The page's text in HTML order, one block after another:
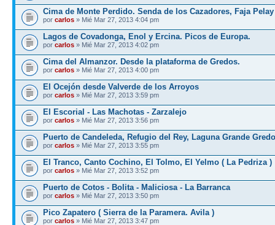
Cima de Monte Perdido. Senda de los Cazadores, Faja Pelay
por carlos » Mié Mar 27, 2013 4:04 pm
Lagos de Covadonga, Enol y Ercina. Picos de Europa.
por carlos » Mié Mar 27, 2013 4:02 pm
Cima del Almanzor. Desde la plataforma de Gredos.
por carlos » Mié Mar 27, 2013 4:00 pm
El Ocejón desde Valverde de los Arroyos
por carlos » Mié Mar 27, 2013 3:59 pm
El Escorial - Las Machotas - Zarzalejo
por carlos » Mié Mar 27, 2013 3:56 pm
Puerto de Candeleda, Refugio del Rey, Laguna Grande
por carlos » Mié Mar 27, 2013 3:55 pm
El Tranco, Canto Cochino, El Tolmo, El Yelmo ( La Pedriza )
por carlos » Mié Mar 27, 2013 3:52 pm
Puerto de Cotos - Bolita - Maliciosa - La Barranca
por carlos » Mié Mar 27, 2013 3:50 pm
Pico Zapatero ( Sierra de la Paramera. Avila )
por carlos » Mié Mar 27, 2013 3:47 pm